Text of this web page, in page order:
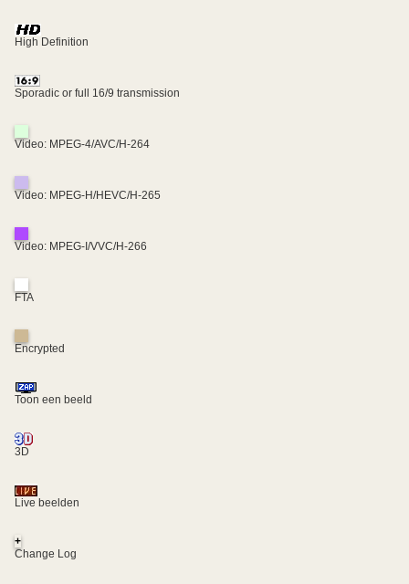
High Definition
Sporadic or full 16/9 transmission
Video: MPEG-4/AVC/H-264
Video: MPEG-H/HEVC/H-265
Video: MPEG-I/VVC/H-266
FTA
Encrypted
Toon een beeld
3D
Live beelden
+
Change Log